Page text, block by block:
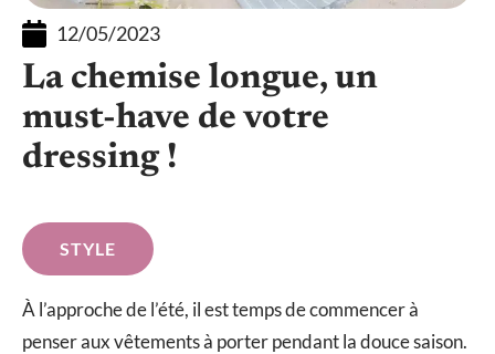
12/05/2023
La chemise longue, un
must-have de votre
dressing !
STYLE
À l’approche de l’été, il est temps de commencer à
penser aux vêtements à porter pendant la douce saison.